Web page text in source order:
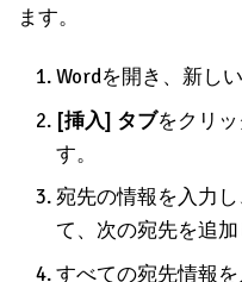
ます。
Wordを開き、新し
[挿入] タブをクリッ
す。
宛先の情報を入力し
て、次の宛先を追加
すべての宛先情報を